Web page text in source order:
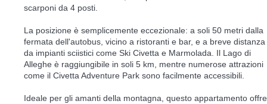
scarponi da 4 posti.
La posizione è semplicemente eccezionale: a soli 50 metri dalla
fermata dell'autobus, vicino a ristoranti e bar, e a breve distanza
da impianti sciistici come Ski Civetta e Marmolada. Il Lago di
Alleghe è raggiungibile in soli 5 km, mentre numerose attrazioni
come il Civetta Adventure Park sono facilmente accessibili.
Ideale per gli amanti della montagna, questo appartamento offre